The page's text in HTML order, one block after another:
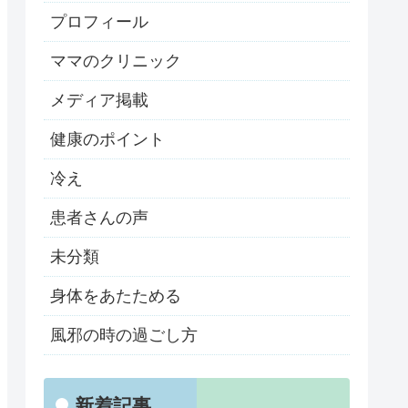
プロフィール
ママのクリニック
メディア掲載
健康のポイント
冷え
患者さんの声
未分類
身体をあたためる
風邪の時の過ごし方